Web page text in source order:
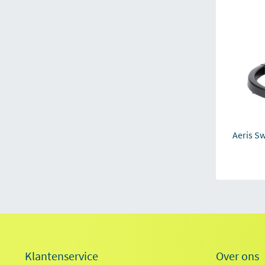
Aeris
Klantenservice Over ons